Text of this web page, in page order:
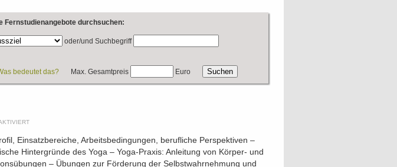
Fernstudienangebote durchsuchen:
oder/und Suchbegriff
Max. Gesamtpreis Euro
Einsatzbereiche, Arbeitsbedingungen, berufliche Perspektiven –
Hintergründe des Yoga – Yoga-Praxis: Anleitung von Körper- und
– Übungen zur Förderung der Selbstwahrnehmung und